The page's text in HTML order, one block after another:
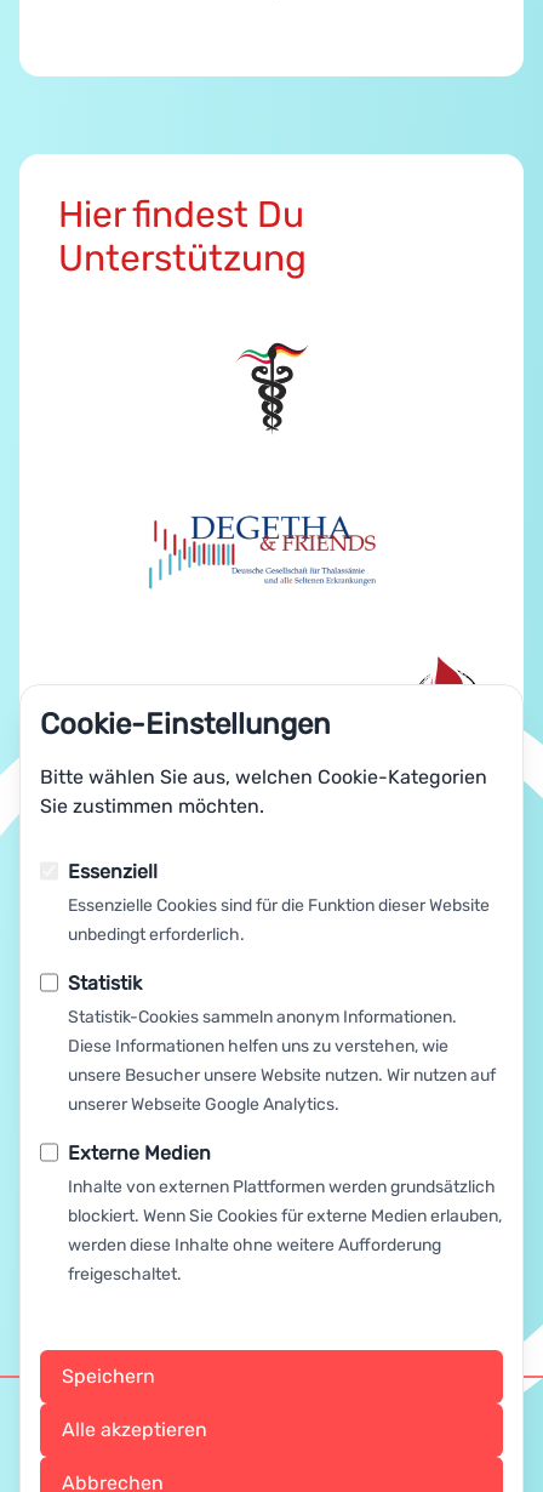
Hier findest Du
Unterstützung
Impressum & Datenschutz
Cookie-Einstellungen
Bitte wählen Sie aus, welchen Cookie-Kategorien
Sie zustimmen möchten.
Essenziell
Essenzielle Cookies sind für die Funktion dieser Website
unbedingt erforderlich.
Statistik
Statistik-Cookies sammeln anonym Informationen.
Diese Informationen helfen uns zu verstehen, wie
unsere Besucher unsere Website nutzen. Wir nutzen auf
unserer Webseite Google Analytics.
Externe Medien
Inhalte von externen Plattformen werden grundsätzlich
blockiert. Wenn Sie Cookies für externe Medien erlauben,
werden diese Inhalte ohne weitere Aufforderung
freigeschaltet.
Speichern
Alle akzeptieren
Abbrechen